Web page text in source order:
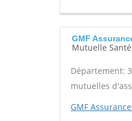
GMF
Mutuelle
Département:
mutuelles
GMF